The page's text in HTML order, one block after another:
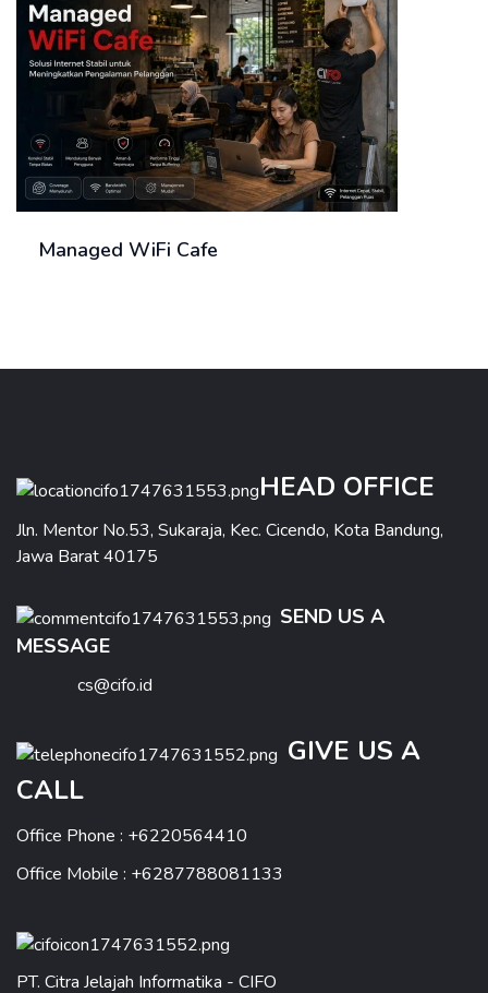
Managed WiFi Cafe
HEAD OFFICE
Jln. Mentor No.53, Sukaraja, Kec. Cicendo, Kota Bandung,
Jawa Barat 40175
SEND US A
MESSAGE
cs@cifo.id
GIVE US A
CALL
Office Phone : +6220564410
Office Mobile : +6287788081133
PT. Citra Jelajah Informatika - CIFO